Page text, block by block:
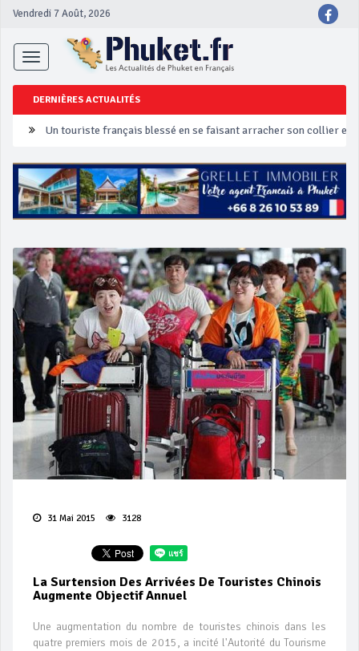
Vendredi 7 Août, 2026
Toggle
navigation
DERNIÈRES ACTUALITÉS
Un touriste français blessé en se faisant arracher son collier en
Phuket Peranakan Festival
‘Phuket Eye’ assurera la sécurité pendant Songkran
Campagne de sécurité routière ‘Seven Days of Danger’ de
31 Mai 2015 3128
La Surtension Des Arrivées De Touristes Chinois
Augmente Objectif Annuel
Une augmentation du nombre de touristes chinois dans les
quatre premiers mois de 2015, a incité l'Autorité du Tourisme